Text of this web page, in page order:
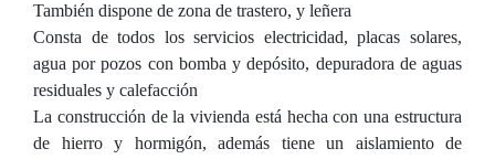
También dispone de zona de trastero, y leñera
Consta de todos los servicios electricidad, placas solares,
agua por pozos con bomba y depósito, depuradora de aguas
residuales y calefacción
La construcción de la vivienda está hecha con una estructura
de hierro y hormigón, además tiene un aislamiento de